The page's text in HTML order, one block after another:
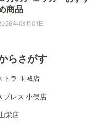
商品
年08月01日
らさがす
トラ 玉城店
プレス 小俣店
栄店